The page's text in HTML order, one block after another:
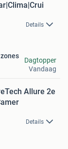
Details
Dagtopper
Vandaag
Allure 2e
Details